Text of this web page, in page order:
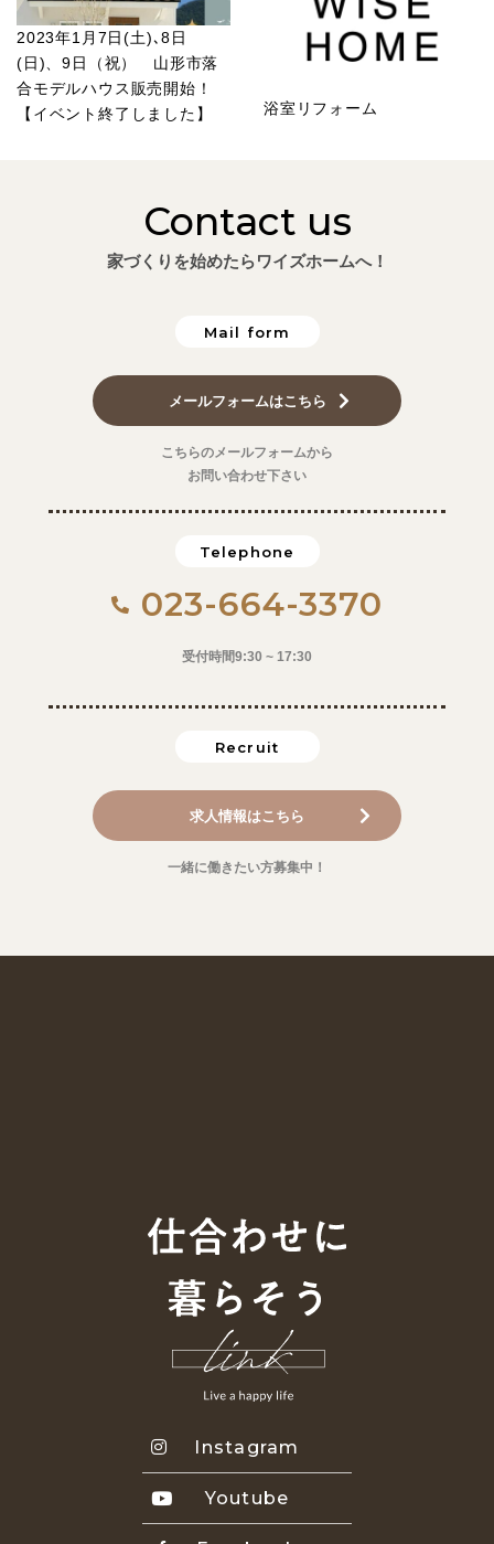
2023年1月7日(土)､8日
(日)、9日（祝） 山形市落
合モデルハウス販売開始！
【イベント終了しました】
浴室リフォーム
Contact us
家づくりを始めたらワイズホームへ！
Mail form
メールフォームはこちら
こちらのメールフォームから
お問い合わせ下さい
Telephone
023-664-3370
受付時間9:30 ~ 17:30
Recruit
求人情報はこちら
一緒に働きたい方募集中！
Instagram
Youtube